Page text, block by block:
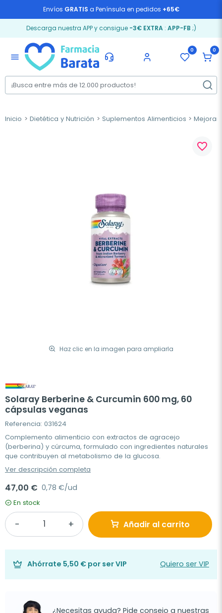
Envíos GRATIS a Península en pedidos +65€
Descarga nuestra APP y consigue -3€ EXTRA: APP-FB ;)
menu
0 0
Inicio Dietética y Nutrición Suplementos Alimenticios Mejorar
Haz clic en la imagen para ampliarla
favorite_border
Solaray Berberine & Curcumin 600 mg, 60
cápsulas veganas
Referencia: 031624
Complemento alimenticio con extractos de agracejo
(berberina) y cúrcuma, formulado con ingredientes naturales
que contribuyen al metabolismo de la glucosa.
Ver descripción completa
47,00 € 0,78 €/ud
En stock
Añadir al carrito
Ahórrate 5,50 € por ser VIP Quiero ser VIP
¿Necesitas ayuda? Pide consejo a nuestras